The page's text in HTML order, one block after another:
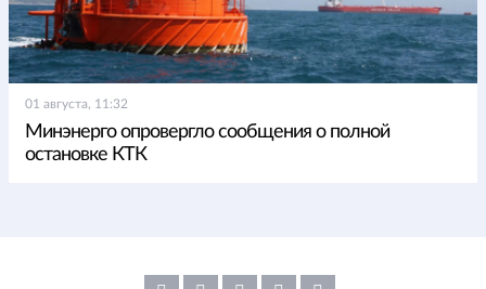
01 августа, 11:32
Минэнерго опровергло сообщения о полной
остановке КТК